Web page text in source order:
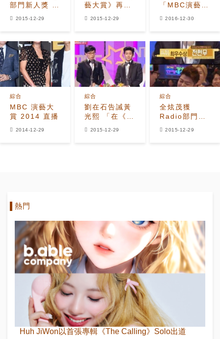
部門新人獎 沒
2015-12-29
藝大賞》再現
2015-12-29
「MBC演藝大
2016-12-30
MBC 演藝大
賞 2014 直播
綜合
2014-12-29
劉在石告誡黃
光熙 「在《無
綜合
2015-12-29
全炫茂獲
Radio部門最
綜合
2015-12-29
熱門
Huh JiWon以首張專輯《The Calling》Solo出道